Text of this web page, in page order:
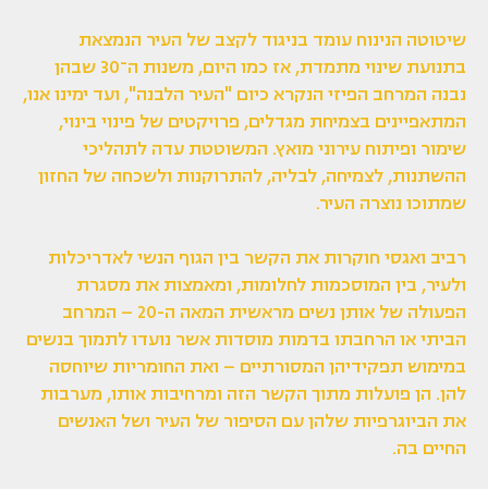
שיטוטה הנינוח עומד בניגוד לקצב של העיר הנמצאת
בתנועת שינוי מתמדת, אז כמו היום, משנות ה־30 שבהן
נבנה המרחב הפיזי הנקרא כיום "העיר הלבנה", ועד ימינו אנו,
המתאפיינים בצמיחת מגדלים, פרויקטים של פינוי בינוי,
שימור ופיתוח עירוני מואץ. המשוטטת עדה לתהליכי
ההשתנות, לצמיחה, לבליה, להתרוקנות ולשכחה של החזון
שמתוכו נוצרה העיר.
רביב ואגסי חוקרות את הקשר בין הגוף הנשי לאדריכלות
ולעיר, בין המוסכמות לחלומות, ומאמצות את מסגרת
הפעולה של אותן נשים מראשית המאה ה-20 – המרחב
הביתי או הרחבתו בדמות מוסדות אשר נועדו לתמוך בנשים
במימוש תפקידיהן המסורתיים – ואת החומריות שיוחסה
להן. הן פועלות מתוך הקשר הזה ומרחיבות אותו, מערבות
את הביוגרפיות שלהן עם הסיפור של העיר ושל האנשים
החיים בה.